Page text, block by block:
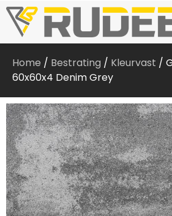
Home / Bestrating / Kleurvast /
60x60x4 Denim Grey